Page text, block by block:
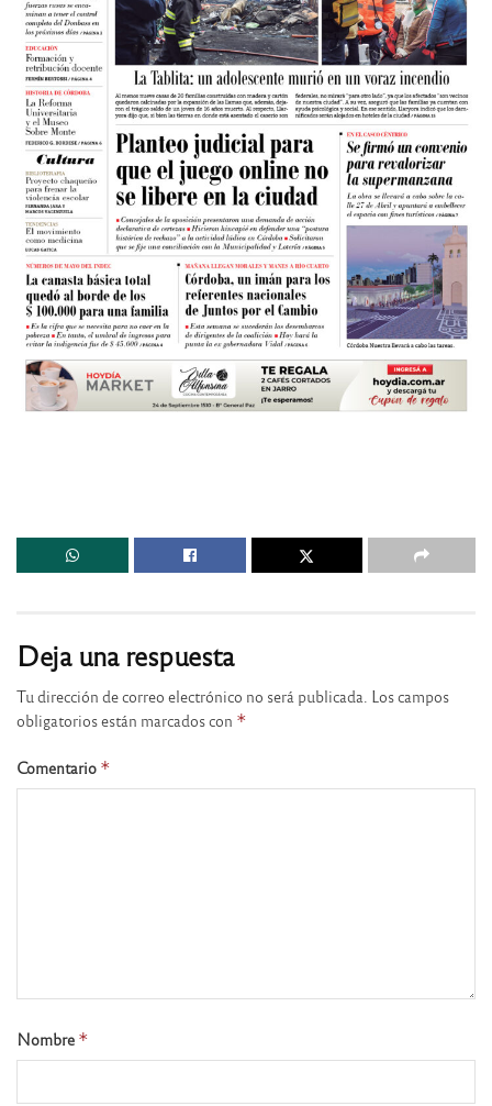
Deja una respuesta
Tu dirección de correo electrónico no será publicada. Los campos
obligatorios están marcados con *
Comentario *
Nombre *